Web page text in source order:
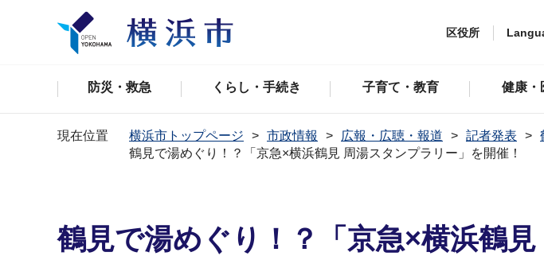
区役所
防災・救急 くらし・手続き 子育て・教育 健康・
現在位置 横浜市トップページ 市政情報 広報・広聴・報道 記者発表
鶴見で湯めぐり！？「京急×横浜鶴見 周湯スタンプラリー」を開催！
鶴見で湯めぐり！？「京急×横浜鶴